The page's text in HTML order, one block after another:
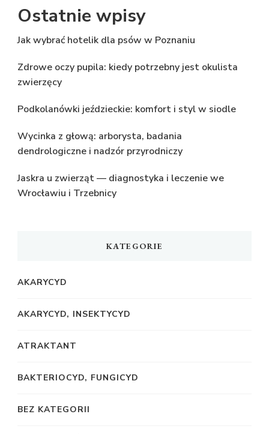
Ostatnie wpisy
Jak wybrać hotelik dla psów w Poznaniu
Zdrowe oczy pupila: kiedy potrzebny jest okulista
zwierzęcy
Podkolanówki jeździeckie: komfort i styl w siodle
Wycinka z głową: arborysta, badania
dendrologiczne i nadzór przyrodniczy
Jaskra u zwierząt — diagnostyka i leczenie we
Wrocławiu i Trzebnicy
KATEGORIE
AKARYCYD
AKARYCYD, INSEKTYCYD
ATRAKTANT
BAKTERIOCYD, FUNGICYD
BEZ KATEGORII